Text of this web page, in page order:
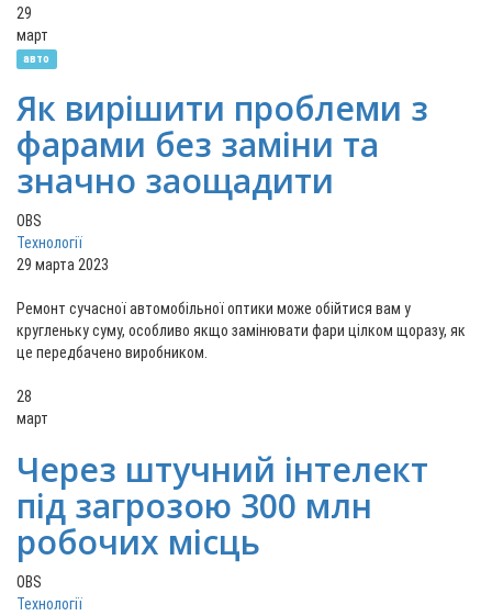
29
март
авто
Як вирішити проблеми з
фарами без заміни та
значно заощадити
OBS
Технології
29 марта 2023
Ремонт сучасної автомобільної оптики може обійтися вам у
кругленьку суму, особливо якщо замінювати фари цілком щоразу, як
це передбачено виробником.
28
март
Через штучний інтелект
під загрозою 300 млн
робочих місць
OBS
Технології